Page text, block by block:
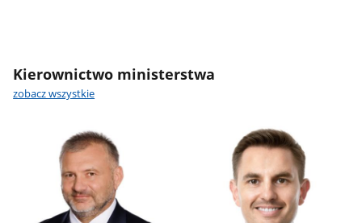
Kierownictwo ministerstwa
zobacz wszystkie